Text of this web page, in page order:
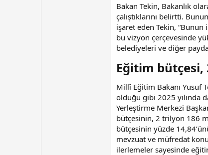
Bakan Tekin, Bakanlık
çalıştıklarını belirtti.
işaret eden Tekin, “Bunun
bu vizyon çerçevesinde
belediyeleri ve diğer
Eğitim bütçesi,
Millî Eğitim Bakanı Yusuf
olduğu gibi 2025 yılında
Yerleştirme Merkezi
bütçesinin, 2 trilyon 186
bütçesinin yüzde
mevzuat ve müfredat
ilerlemeler sayesinde